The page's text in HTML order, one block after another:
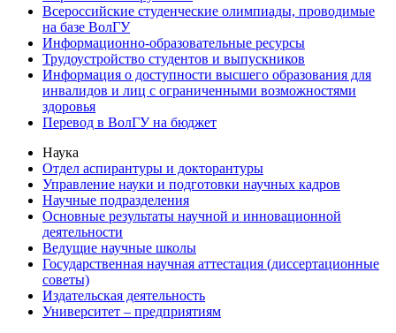
Всероссийские студенческие олимпиады, проводимые
на базе ВолГУ
Информационно-образовательные ресурсы
Трудоустройство студентов и выпускников
Информация о доступности высшего образования для
инвалидов и лиц с ограниченными возможностями
здоровья
Перевод в ВолГУ на бюджет
Наука
Отдел аспирантуры и докторантуры
Управление науки и подготовки научных кадров
Научные подразделения
Основные результаты научной и инновационной
деятельности
Ведущие научные школы
Государственная научная аттестация (диссертационные
советы)
Издательская деятельность
Университет – предприятиям